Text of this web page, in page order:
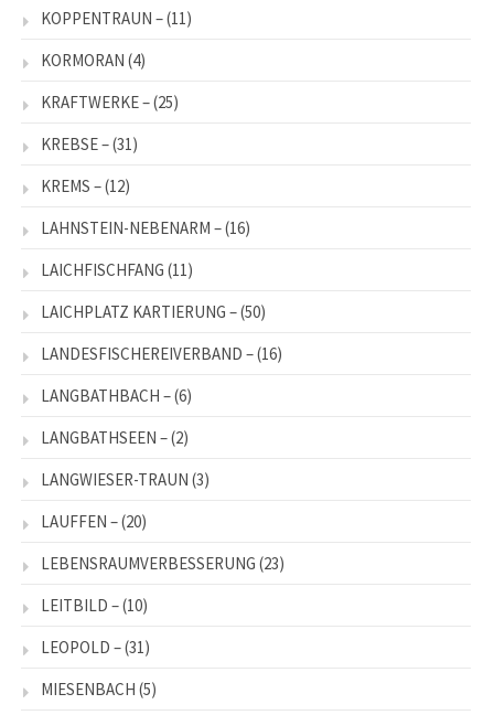
KOPPENTRAUN –(11)
KORMORAN (4)
KRAFTWERKE –(25)
KREBSE –(31)
KREMS –(12)
LAHNSTEIN-NEBENARM –(16)
LAICHFISCHFANG (11)
LAICHPLATZ KARTIERUNG –(50)
LANDESFISCHEREIVERBAND –(16)
LANGBATHBACH –(6)
LANGBATHSEEN –(2)
LANGWIESER-TRAUN (3)
LAUFFEN –(20)
LEBENSRAUMVERBESSERUNG (23)
LEITBILD –(10)
LEOPOLD –(31)
MIESENBACH (5)